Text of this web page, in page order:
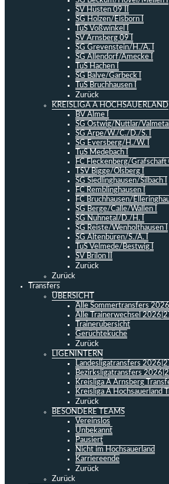
SV Hüsten 09 II
SG Holzen/Eisborn I
TuS Voßwinkel I
SV Arnsberg 09 I
SG Grevenstein/H./A. I
SG Allendorf/Amecke I
TuS Hachen I
SG Balve/Garbeck I
TuS Bruchhausen I
Zurück
KREISLIGA A HOCHSAUERLAND
BV Alme I
SG Ostwig/Nuttlar/Valmetal
SG Arpe/W./C./D./S. I
SG Eversberg/H./W. I
TuS Medebach I
FC Fleckenberg/Grafschaft
TSV Bigge/Olsberg I
SG Siedlinghausen/Silbach I
FC Remblinghausen I
FC Bruchhausen/
SG Berge/Calle/Wallen I
SG Nuhnetal/D./H. I
SG Reiste/Wenholthausen I
SG Altenbüren/S./A. I
TuS Velmede/Bestwig I
SV Brilon II
Zurück
Zurück
Transfers
ÜBERSICHT
Alle Sommertransfers
Alle Trainerwechsel
Trainerübersicht
Gerüchteküche
Zurück
LIGENINTERN
Landesligatransfers
Bezirksligatransfers
Kreisliga A Arnsberg
Kreisliga A Hochsauerland
Zurück
BESONDERE TEAMS
Vereinslos
Unbekannt
Pausiert
Nicht im Hochsauerland
Karriereende
Zurück
Zurück